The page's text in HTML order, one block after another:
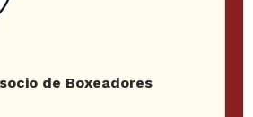
de Boxeadores